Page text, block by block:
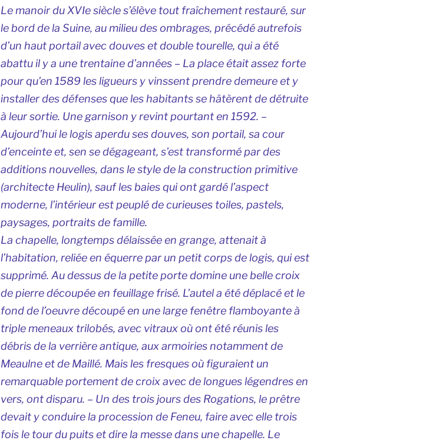
Le manoir du XVIe siècle s’élève tout fraîchement restauré, sur
le bord de la Suine, au milieu des ombrages, précédé autrefois
d’un haut portail avec douves et double tourelle, qui a été
abattu il y a une trentaine d’années – La place était assez forte
pour qu’en 1589 les ligueurs y vinssent prendre demeure et y
installer des défenses que les habitants se hâtèrent de détruite
à leur sortie. Une garnison y revint pourtant en 1592. –
Aujourd’hui le logis aperdu ses douves, son portail, sa cour
d’enceinte et, sen se dégageant, s’est transformé par des
additions nouvelles, dans le style de la construction primitive
(architecte Heulin), sauf les baies qui ont gardé l’aspect
moderne, l’intérieur est peuplé de curieuses toiles, pastels,
paysages, portraits de famille.
La chapelle, longtemps délaissée en grange, attenait à
l’habitation, reliée en équerre par un petit corps de logis, qui est
supprimé. Au dessus de la petite porte domine une belle croix
de pierre découpée en feuillage frisé. L’autel a été déplacé et le
fond de l’oeuvre découpé en une large fenêtre flamboyante à
triple meneaux trilobés, avec vitraux où ont été réunis les
débris de la verrière antique, aux armoiries notamment de
Meaulne et de Maillé. Mais les fresques où figuraient un
remarquable portement de croix avec de longues légendres en
vers, ont disparu. – Un des trois jours des Rogations, le prêtre
devait y conduire la procession de Feneu, faire avec elle trois
fois le tour du puits et dire la messe dans une chapelle. Le